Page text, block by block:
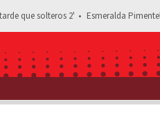
que solteros 2' Esmeralda
vale tarde que solteros’